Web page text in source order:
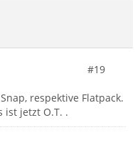
#19
respektive Flatpack.
ist jetzt O.T. .